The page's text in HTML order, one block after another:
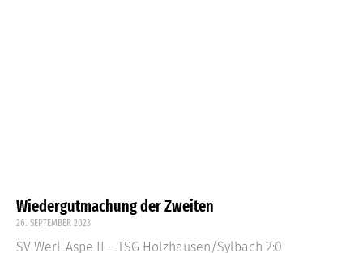
Wiedergutmachung der Zweiten
26. SEPTEMBER 2023
SV Werl-Aspe II – TSG Holzhausen/Sylbach 2:0